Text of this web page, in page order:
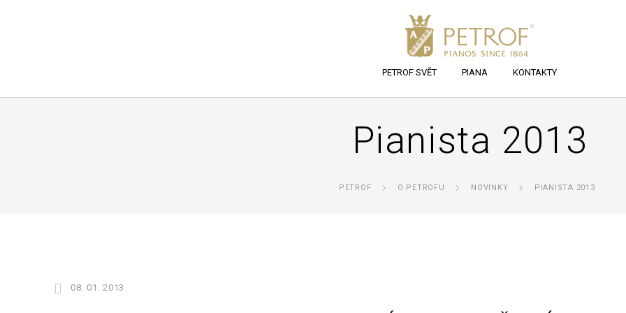
PETROF SVĚT PIANA KONTAKTY
Pianista 2013
PETROF O PETROFU NOVINKY PIANISTA 2013
08. 01. 2013